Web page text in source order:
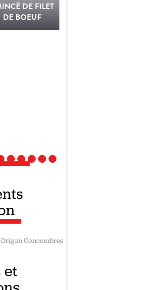
DE FILET
DE BOEUF
OriganConcombres
et